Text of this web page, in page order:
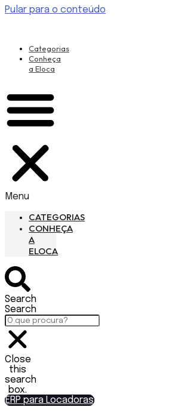
Pular para o conteúdo
Categorias
Conheça
a Eloca
Menu
CATEGORIAS
CONHEÇA
A
ELOCA
Search
Search
Close
this
search
box.
ERP para Locadoras